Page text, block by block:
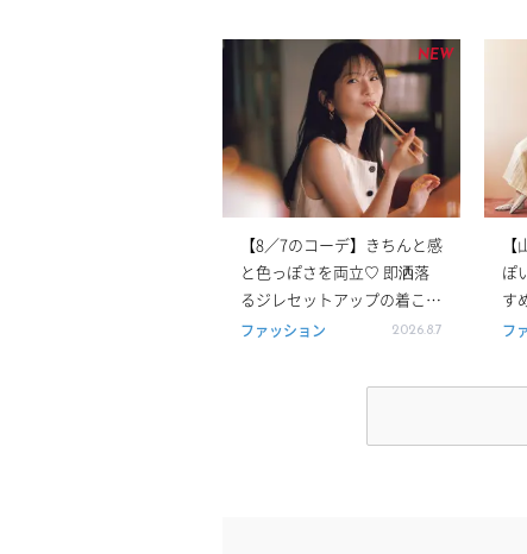
NEW
【8／7のコーデ】きちんと感
と色っぽさを両立♡ 即洒落
るジレセットアップの着こな
し
ファッション 2026.8.7
ぽ
す
ト
フ